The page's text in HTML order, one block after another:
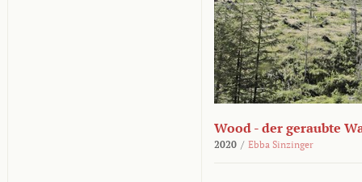
Wood - der geraubte
2020 / Ebba Sinzinger